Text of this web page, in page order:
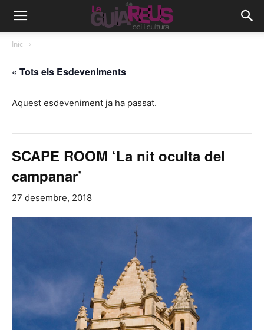
Inici
« Tots els Esdeveniments
Aquest esdeveniment ja ha passat.
SCAPE ROOM ‘La nit oculta del
campanar’
27 desembre, 2018